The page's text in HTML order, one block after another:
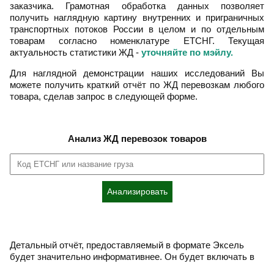
заказчика. Грамотная обработка данных позволяет
получить наглядную картину внутренних и приграничных
транспортных потоков России в целом и по отдельным
товарам согласно номенклатуре ЕТСНГ. Текущая
актуальность статистики ЖД - уточняйте по мэйлу.
Для наглядной демонстрации наших исследований Вы
можете получить краткий отчёт по ЖД перевозкам любого
товара, сделав запрос в следующей форме.
Анализ ЖД перевозок товаров
Анализировать
Детальный отчёт, предоставляемый в формате Эксель
будет значительно информативнее. Он будет включать в